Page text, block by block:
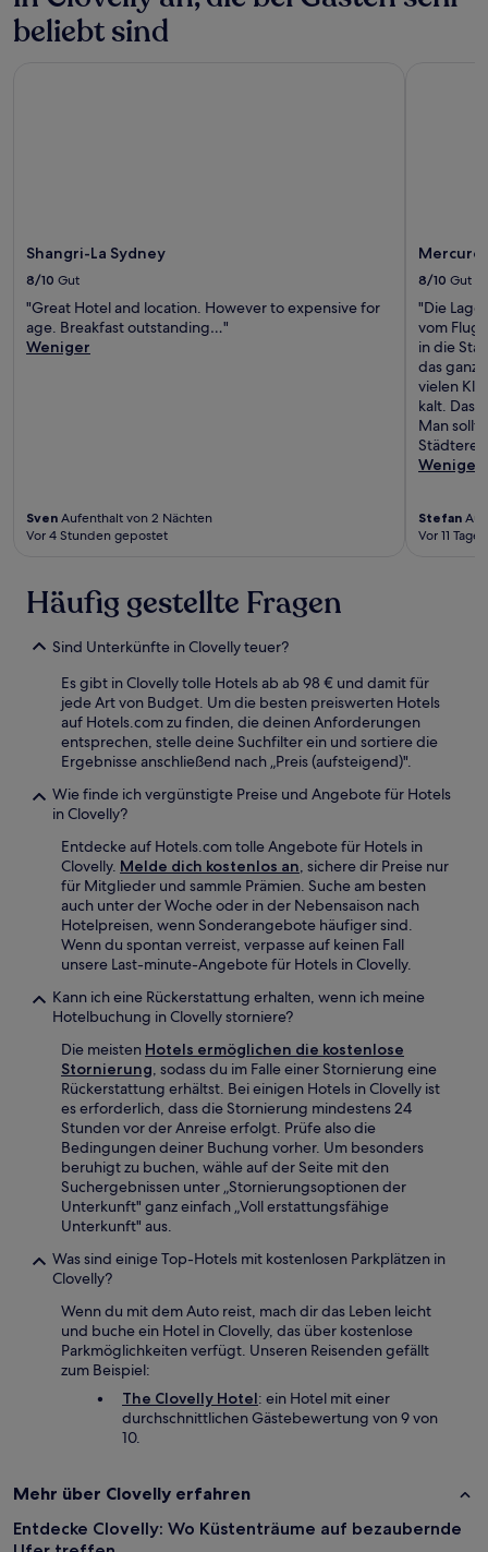
beliebt sind
Shangri-La Sydney
8/10 Gut
"Great Hotel and location. However to expensive for
age. Breakfast outstanding…"
Weniger
Sven Aufenthalt von 2 Nächten
Vor 4 Stunden gepostet
Mercure
8/10 Gut
"Die
vom
in die
das
vielen
kalt. Das
Man
Weniger
Stefan
Vor 11
Häufig gestellte Fragen
Sind Unterkünfte in Clovelly teuer?
Es gibt in Clovelly tolle Hotels ab ab 98 € und damit für
jede Art von Budget. Um die besten preiswerten Hotels
auf Hotels.com zu finden, die deinen Anforderungen
entsprechen, stelle deine Suchfilter ein und sortiere die
Ergebnisse anschließend nach „Preis (aufsteigend)".
Wie finde ich vergünstigte Preise und Angebote für Hotels
in Clovelly?
Entdecke auf Hotels.com tolle Angebote für Hotels in
Clovelly. Melde dich kostenlos an, sichere dir Preise nur
für Mitglieder und sammle Prämien. Suche am besten
auch unter der Woche oder in der Nebensaison nach
Hotelpreisen, wenn Sonderangebote häufiger sind.
Wenn du spontan verreist, verpasse auf keinen Fall
unsere Last-minute-Angebote für Hotels in Clovelly.
Kann ich eine Rückerstattung erhalten, wenn ich meine
Hotelbuchung in Clovelly storniere?
Die meisten Hotels ermöglichen die kostenlose
Stornierung, sodass du im Falle einer Stornierung eine
Rückerstattung erhältst. Bei einigen Hotels in Clovelly ist
es erforderlich, dass die Stornierung mindestens 24
Stunden vor der Anreise erfolgt. Prüfe also die
Bedingungen deiner Buchung vorher. Um besonders
beruhigt zu buchen, wähle auf der Seite mit den
Suchergebnissen unter „Stornierungsoptionen der
Unterkunft" ganz einfach „Voll erstattungsfähige
Unterkunft" aus.
Was sind einige Top-Hotels mit kostenlosen Parkplätzen in
Clovelly?
Wenn du mit dem Auto reist, mach dir das Leben leicht
und buche ein Hotel in Clovelly, das über kostenlose
Parkmöglichkeiten verfügt. Unseren Reisenden gefällt
zum Beispiel:
The Clovelly Hotel: ein Hotel mit einer
durchschnittlichen Gästebewertung von 9 von
10.
Mehr über Clovelly erfahren
Entdecke Clovelly: Wo Küstenträume auf bezaubernde